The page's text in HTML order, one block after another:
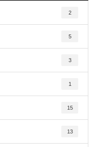
2
5
3
1
15
13